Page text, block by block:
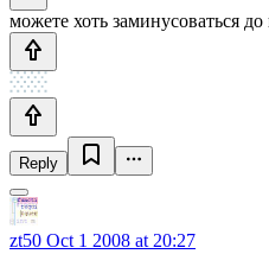
можете хоть заминусоваться
Reply
zt50 Oct 1 2008 at 20:27